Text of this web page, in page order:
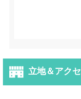
立地＆アク